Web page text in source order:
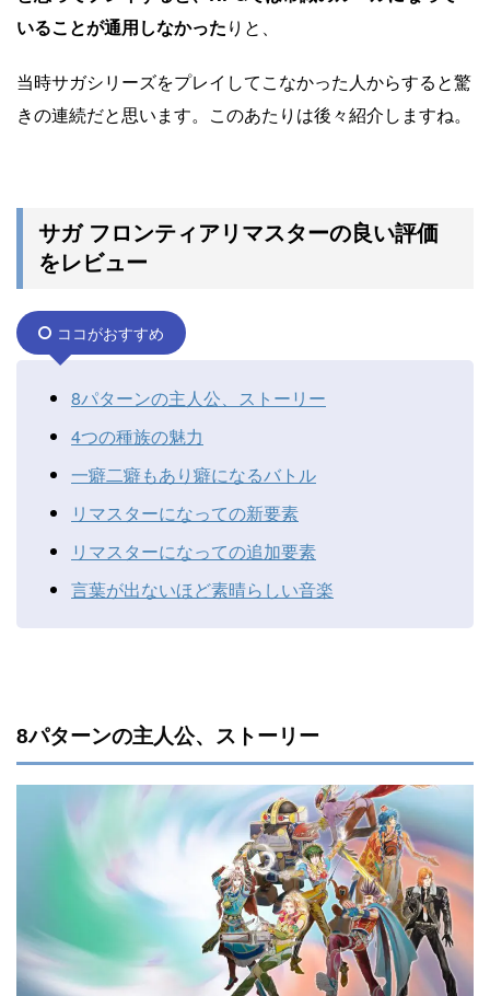
いることが通用しなかったりと、
当時サガシリーズをプレイしてこなかった人からすると驚
きの連続だと思います。このあたりは後々紹介しますね。
サガ フロンティアリマスターの良い評価
をレビュー
ココがおすすめ
8パターンの主人公、ストーリー
4つの種族の魅力
一癖二癖もあり癖になるバトル
リマスターになっての新要素
リマスターになっての追加要素
言葉が出ないほど素晴らしい音楽
8パターンの主人公、ストーリー